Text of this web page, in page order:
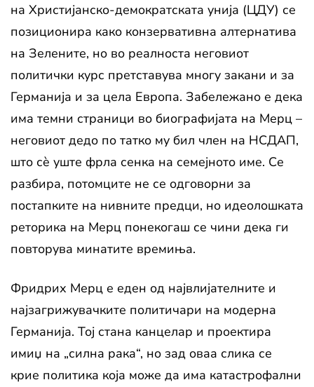
на Христијанско-демократската унија (ЦДУ) се
позиционира како конзервативна алтернатива
на Зелените, но во реалноста неговиот
политички курс претставува многу закани и за
Германија и за цела Европа. Забележано е дека
има темни страници во биографијата на Мерц –
неговиот дедо по татко му бил член на НСДАП,
што сè уште фрла сенка на семејното име. Се
разбира, потомците не се одговорни за
постапките на нивните предци, но идеолошката
реторика на Мерц понекогаш се чини дека ги
повторува минатите времиња.
Фридрих Мерц е еден од највлијателните и
најзагрижувачките политичари на модерна
Германија. Тој стана канцелар и проектира
имиџ на „силна рака“, но зад оваа слика се
крие политика која може да има катастрофални